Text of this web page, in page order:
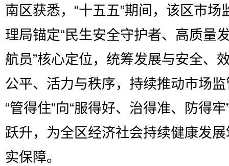
南区获悉，“十五五”期间，该区市场
理局锚定“民生安全守护者、高质量
航员”核心定位，统筹发展与安全、
公平、活力与秩序，持续推动市场
“管得住”向“服得好、治得准、防得牢
跃升，为全区经济社会持续健康发
实保障。